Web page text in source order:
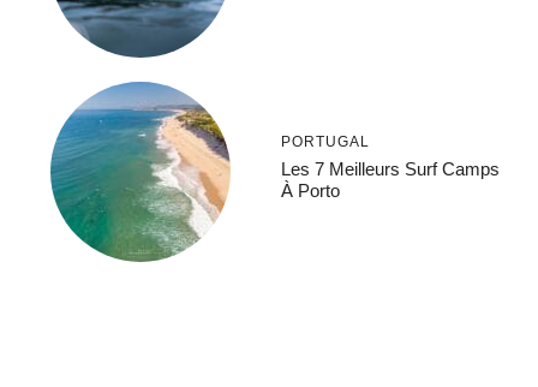
PORTUGAL
Les 7 Meilleurs Surf Camps
À Porto